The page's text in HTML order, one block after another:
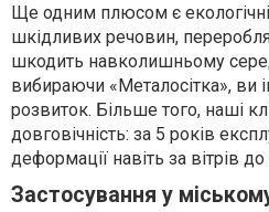
Ще одним плюсом є
шкідливих речовин,
шкодить навколишньому
вибираючи «Металосітка», ви
розвиток. Більше того, наші
довговічність: за 5 років
деформації навіть за вітрів
Застосування у